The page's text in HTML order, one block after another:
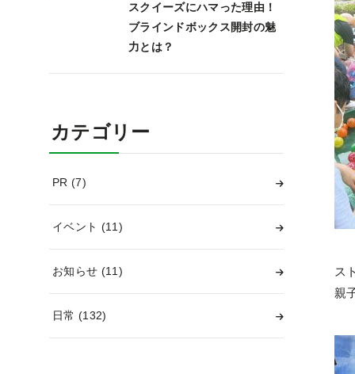
ス
親
スクイーズにハマった理由！
ブラインドボックス開封の魅
力とは？
カテゴリー
PR(7)
イベント (11)
お知らせ (11)
日常(132)